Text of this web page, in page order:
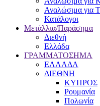
Αναλώσιμα για
Κατάλογοι
Μετάλλια/Παράσημα
Διεθνή
Ελλάδα
ΓΡΑΜΜΑΤΟΣΗΜΑ
ΕΛΛΑΔΑ
ΔΙΕΘΝΗ
ΚΥΠΡΟΣ
Ρουμανία
Πολωνία